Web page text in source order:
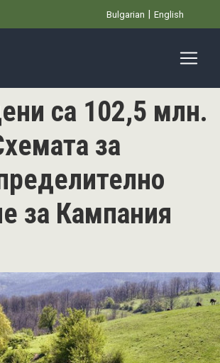
към
Bulgarian English
са 102,5 млн.
за
за Кампания